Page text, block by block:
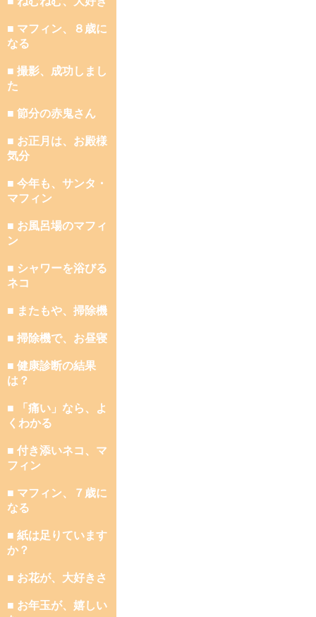
■ マフィン、８歳に
なる
■ 撮影、成功しまし
た
■ 節分の赤鬼さん
■ お正月は、お殿様
気分
■ 今年も、サンタ・
マフィン
■ お風呂場のマフィ
ン
■ シャワーを浴びる
ネコ
■ またもや、掃除機
■ 掃除機で、お昼寝
■ 健康診断の結果
は？
■ 「痛い」なら、よ
くわかる
■ 付き添いネコ、マ
フィン
■ マフィン、７歳に
なる
■ 紙は足りています
か？
■ お花が、大好きさ
■ お年玉が、嬉しい